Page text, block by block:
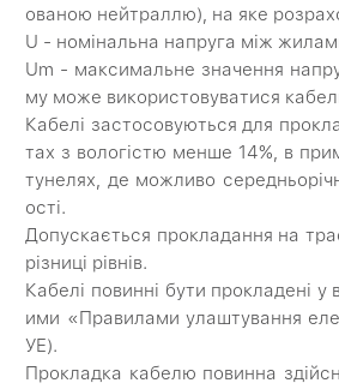
ованою нейтраллю), на яке
U - номінальна напруга між
Um - максимальне значення
му може використовуватися
Кабелі застосовуються для
тах з вологістю менше 14%, в
тунелях, де можливо
ості.
Допускається прокладання на
різниці рівнів.
Кабелі повинні бути прокладені у
ими «Правилами улаштування
УЕ).
Прокладка кабелю повинна